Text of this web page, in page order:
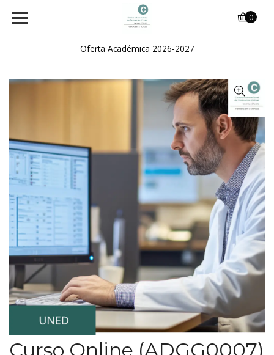
Oferta Académica 2026-2027
0
Curso Online (ADGG0007)